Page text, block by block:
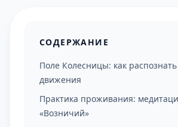
СОДЕРЖАНИЕ
Поле Колесницы: как распознать
движения
Практика проживания:
«Возничий»